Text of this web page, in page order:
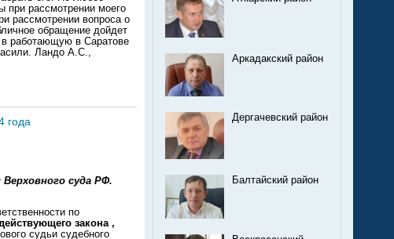
года
суда РФ.
по
закона ,
судьи судебного
Аркадакский район
Дергачевский район
Балтайский район